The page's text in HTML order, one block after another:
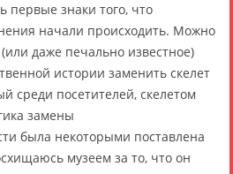
первые знаки того, что
начали происходить. Можно
даже печально известное)
истории заменить скелет
среди посетителей, скелетом
замены
была некоторыми поставлена
музеем за то, что он